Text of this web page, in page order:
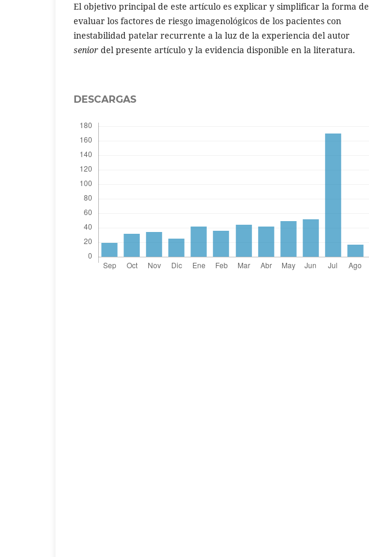
El objetivo principal de este artículo es explicar y simplificar la forma de
evaluar los factores de riesgo imagenológicos de los pacientes con
inestabilidad patelar recurrente a la luz de la experiencia del autor
senior del presente artículo y la evidencia disponible en la literatura.
DESCARGAS